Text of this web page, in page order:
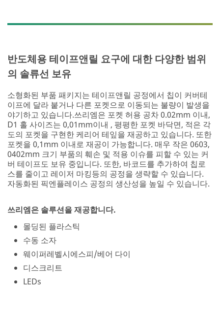
반도체용 테이프앤릴 요구에 대한 다양한 범위
의 솔류선 보유
소형화된 부품 패키지는 테이프앤릴 공정에서 칩이 커버테
이프에 달라 붙거나 다른 포켓으로 이동되는 불량이 발생을
야기하고 있습니다.쓰리엠은 포켓 허용 공차 0.02mm 이내,
D1 홀 사이즈는 0,01mm이내 , 평평한 포켓 바닥면, 적은 각
도의 포켓을 구현한 케리어 테잎을 재공하고 있습니다. 또한
포켓을 0,1mm 이내로 재공이 가능합니다. 매우 작은 0603,
0402mm 크기 부품의 훼손 및 적용 이슈를 피할 수 있는 커
버 테이프도 보유 중입니다. 또한, 바코드를 추가하여 칩로
스를 줄이고 레이저 마킹등의 공정을 생략할 수 있습니다.
자동화된 픽엔플레이스 공정의 생산성을 높일 수 있습니다.
쓰리엠은 솔루션을 재공합니다.
몰딩된 플라스틱
수동 소자
웨이퍼레벨시에스피/베어 다이
디스크리트
LEDs